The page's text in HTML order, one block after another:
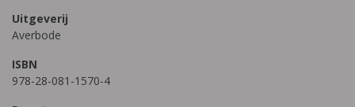
Uitgeverij
Averbode
ISBN
978-28-081-1570-4